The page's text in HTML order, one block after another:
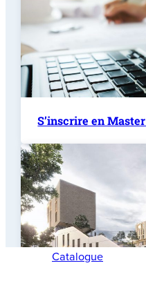
S’inscrire en
Catalogue